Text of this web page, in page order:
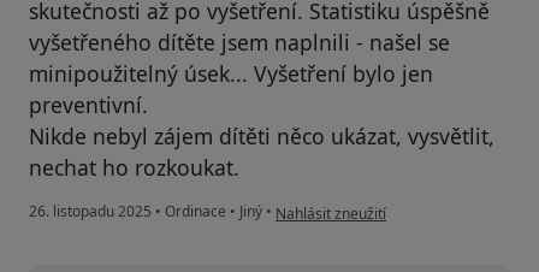
skutečnosti až po vyšetření. Statistiku úspěšně
vyšetřeného dítěte jsem naplnili - našel se
minipoužitelný úsek... Vyšetření bylo jen
preventivní.
Nikde nebyl zájem dítěti něco ukázat, vysvětlit,
nechat ho rozkoukat.
26. listopadu 2025 • Ordinace • Jiný • podle názoru uživatele Karel Frank
Nahlásit zneužití